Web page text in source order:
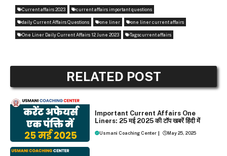
Current affairs 2023 current affairs important questions
daily Current Affairs Questions one liner one liner current affairs
One Liner Daily Current Affairs 12 June 2023 Tagscurrent affairs
RELATED POST
Important Current Affairs One
Liners: 25 मई 2025 की टॉप खबरें हिंदी में
Usmani Coaching Center | May 25, 2025